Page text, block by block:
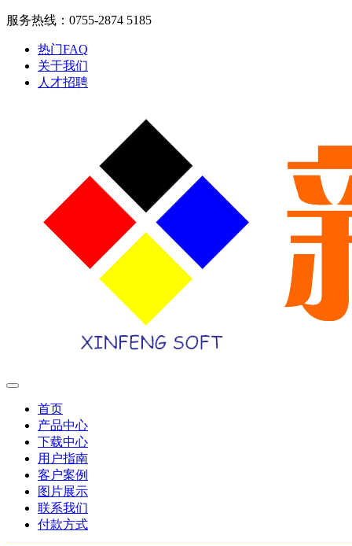
服务热线：0755-2874 5185
热门FAQ
关于我们
人才招聘
首页
产品中心
下载中心
用户指南
客户案例
图片展示
联系我们
付款方式